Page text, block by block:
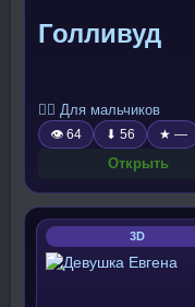
Голливуд
🧍‍♂️ Для мальчиков
👁 64 ⬇ 56 ★ —
Открыть
3D